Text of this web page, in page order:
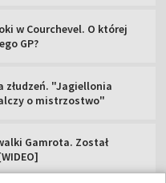
w Courchevel. O której
GP?
złudzeń. "Jagiellonia
o mistrzostwo"
Gamrota. Został